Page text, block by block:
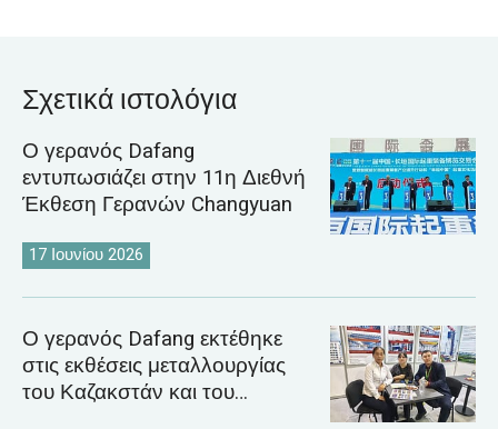
Σχετικά ιστολόγια
Ο γερανός Dafang
εντυπωσιάζει στην 11η Διεθνή
Έκθεση Γερανών Changyuan
17 Ιουνίου 2026
Ο γερανός Dafang εκτέθηκε
στις εκθέσεις μεταλλουργίας
του Καζακστάν και του